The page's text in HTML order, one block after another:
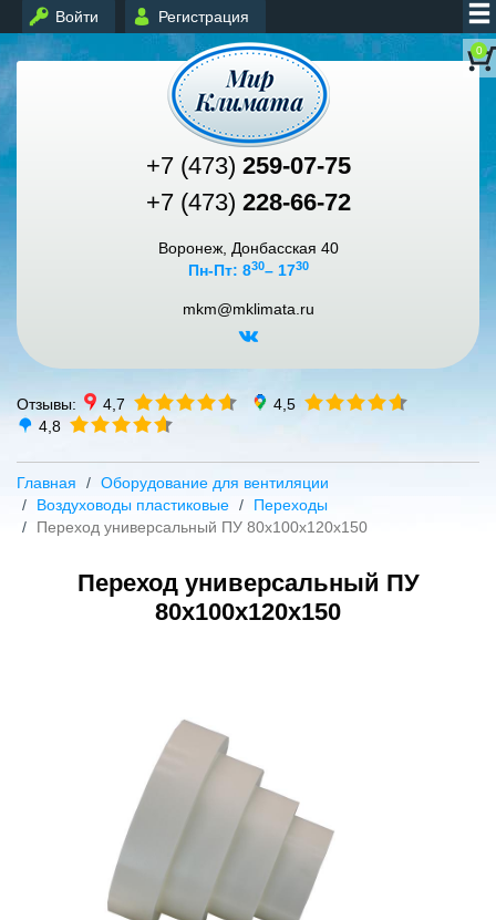
Войти Регистрация
0
+7 (473) 259-07-75
+7 (473) 228-66-72
Воронеж, Донбасская 40
Пн-Пт: 830– 1730
mkm@mklimata.ru
Отзывы: 4,7
4,5
4,8
Главная
Оборудование для вентиляции
Воздуховоды пластиковые
Переходы
Переход универсальный ПУ 80х100х120х150
Переход универсальный ПУ
80х100х120х150